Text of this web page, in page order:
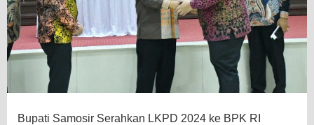
Bupati Samosir Serahkan LKPD 2024 ke BPK RI